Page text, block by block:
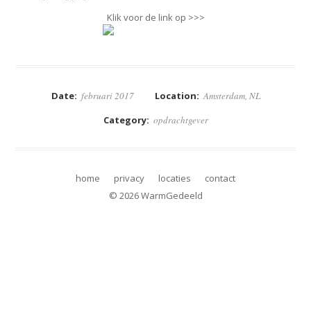
Klik voor de link op >>>
Date: februari 2017 Location: Amsterdam, NL
Category: opdrachtgever
home privacy locaties
contact
© 2026 WarmGedeeld
← Prev opdrachtgever Item
CBRE Global Investors